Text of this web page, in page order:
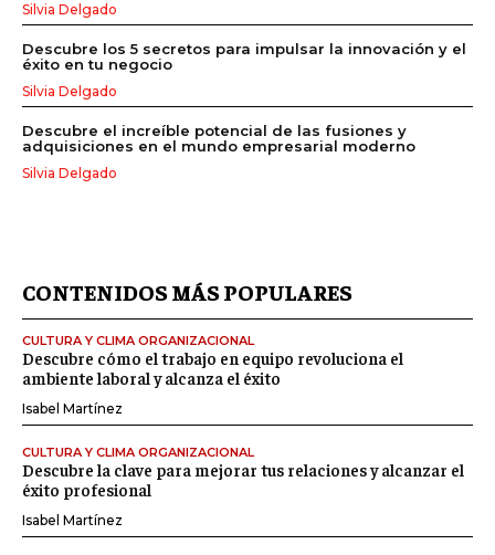
Silvia Delgado
Descubre los 5 secretos para impulsar la innovación y el
éxito en tu negocio
Silvia Delgado
Descubre el increíble potencial de las fusiones y
adquisiciones en el mundo empresarial moderno
Silvia Delgado
CONTENIDOS MÁS POPULARES
CULTURA Y CLIMA ORGANIZACIONAL
Descubre cómo el trabajo en equipo revoluciona el
ambiente laboral y alcanza el éxito
Isabel Martínez
CULTURA Y CLIMA ORGANIZACIONAL
Descubre la clave para mejorar tus relaciones y alcanzar el
éxito profesional
Isabel Martínez